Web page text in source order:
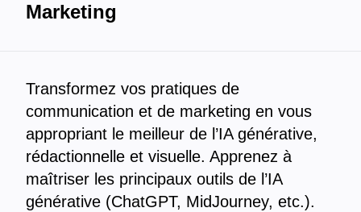
Marketing
Transformez vos pratiques de
communication et de marketing en vous
appropriant le meilleur de l’IA générative,
rédactionnelle et visuelle. Apprenez à
maîtriser les principaux outils de l’IA
générative (ChatGPT, MidJourney, etc.).